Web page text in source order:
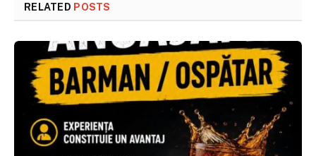
RELATED POSTS